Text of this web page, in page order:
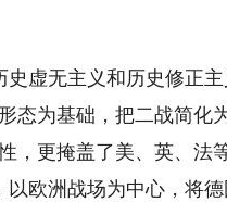
无主义和历史修正主
态为基础，把二战简化
，更掩盖了美、英、法
欧洲战场为中心，将